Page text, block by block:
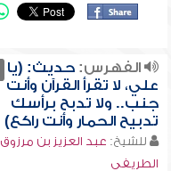
الفهرس:حديث: (يا
علي، لا تقرأ القرآن وأنت
جنب.. ولا تدبح برأسك
تدبيح الحمار وأنت راكع)
للشيخ: عبد العزيز بن مرزوق
الطريفي